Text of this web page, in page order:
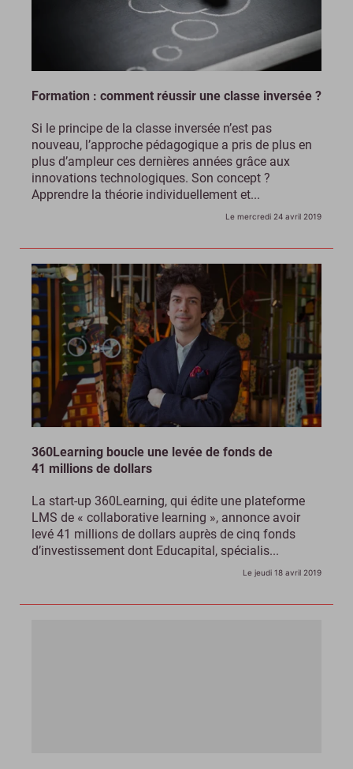
Formation : comment réussir une classe inversée ?
Si le principe de la classe inversée n’est pas
nouveau, l’approche pédagogique a pris de plus en
plus d’ampleur ces dernières années grâce aux
innovations technologiques. Son concept ?
Apprendre la théorie individuellement et...
Le mercredi 24 avril 2019
360Learning boucle une levée de fonds de
41 millions de dollars
La start-up 360Learning, qui édite une plateforme
LMS de « collaborative learning », annonce avoir
levé 41 millions de dollars auprès de cinq fonds
d’investissement dont Educapital, spécialis...
Le jeudi 18 avril 2019